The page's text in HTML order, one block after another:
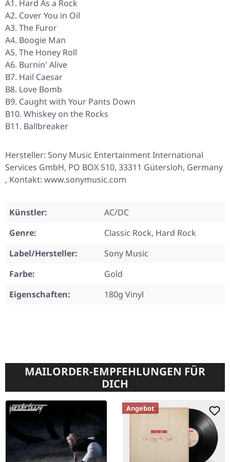
A1. Hard As a Rock
A2. Cover You in Oil
A3. The Furor
A4. Boogie Man
A5. The Honey Roll
A6. Burnin' Alive
B7. Hail Caesar
B8. Love Bomb
B9. Caught with Your Pants Down
B10. Whiskey on the Rocks
B11. Ballbreaker
Hersteller: Sony Music Entertainment International
Services GmbH, PO BOX 510, 33311 Gütersloh, Germany
, Kontakt: www.sonymusic.com
Künstler:
AC/DC
Genre:
Classic Rock, Hard Rock
Label/Hersteller:
Sony Music
Farbe:
Gold
Eigenschaften:
180g Vinyl
MAILORDER-EMPFEHLUNGEN FÜR
DICH
Angebot